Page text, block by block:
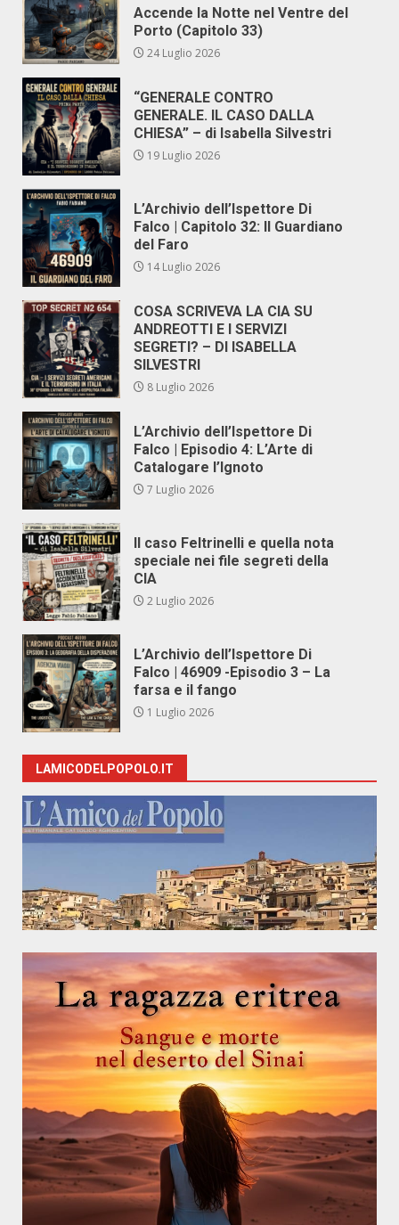
Accende la Notte nel Ventre del
Porto (Capitolo 33)
24 Luglio 2026
“GENERALE CONTRO
GENERALE. IL CASO DALLA
CHIESA” – di Isabella Silvestri
19 Luglio 2026
L’Archivio dell’Ispettore Di
Falco | Capitolo 32: Il Guardiano
del Faro
14 Luglio 2026
COSA SCRIVEVA LA CIA SU
ANDREOTTI E I SERVIZI
SEGRETI? – DI ISABELLA
SILVESTRI
8 Luglio 2026
L’Archivio dell’Ispettore Di
Falco | Episodio 4: L’Arte di
Catalogare l’Ignoto
7 Luglio 2026
Il caso Feltrinelli e quella nota
speciale nei file segreti della
CIA
2 Luglio 2026
L’Archivio dell’Ispettore Di
Falco | 46909 -Episodio 3 – La
farsa e il fango
1 Luglio 2026
LAMICODELPOPOLO.IT